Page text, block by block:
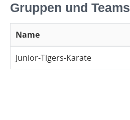
Gruppen und Teams
Name
Junior-Tigers-Karate